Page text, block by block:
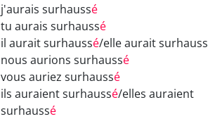
j'aurais surhaussé
tu aurais surhaussé
il aurait surhaussé/elle aurait surhauss
nous aurions surhaussé
vous auriez surhaussé
ils auraient surhaussé/elles auraient
surhaussé